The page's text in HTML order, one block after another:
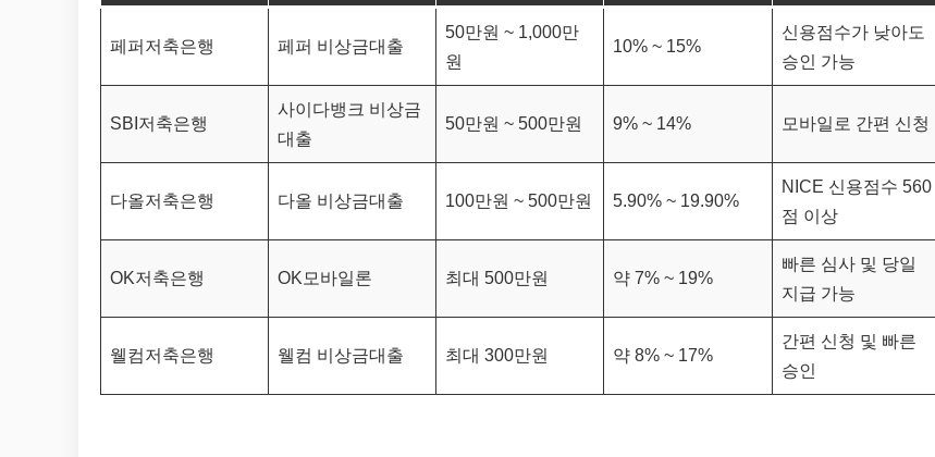
페퍼저축은행 페퍼 비상금대출
50만원 ~ 1,000만
원
10% ~ 15%
신용점수가 낮아도
승인 가능
SBI저축은행
사이다뱅크 비상금
대출
50만원 ~ 500만원 9% ~ 14% 모바일로 간편 신청
다올저축은행 다올 비상금대출 100만원 ~ 500만원 5.90% ~ 19.90%
NICE 신용점수 560
점 이상
OK저축은행 OK모바일론 최대 500만원 약 7% ~ 19%
빠른 심사 및 당일
지급 가능
웰컴저축은행 웰컴 비상금대출 최대 300만원 약 8% ~ 17%
간편 신청 및 빠른
승인